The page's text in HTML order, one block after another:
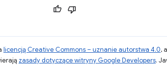
licencją Creative Commons – uznanie autorstwa 4.0,
zasady dotyczące witryny Google Developers.